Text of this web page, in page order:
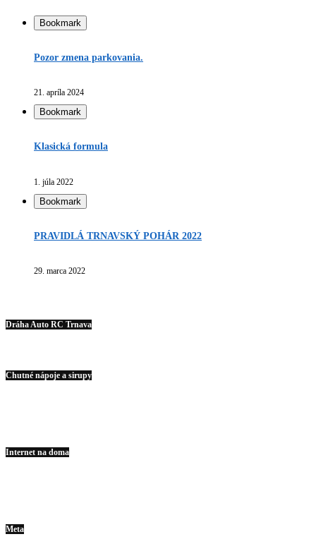
Bookmark
Pozor zmena parkovania.
21. apríla 2024
Bookmark
Klasická formula
1. júla 2022
Bookmark
PRAVIDLÁ TRNAVSKÝ POHÁR 2022
29. marca 2022
Dráha Auto RC Trnava
Chutné nápoje a sirupy
Internet na doma
Meta